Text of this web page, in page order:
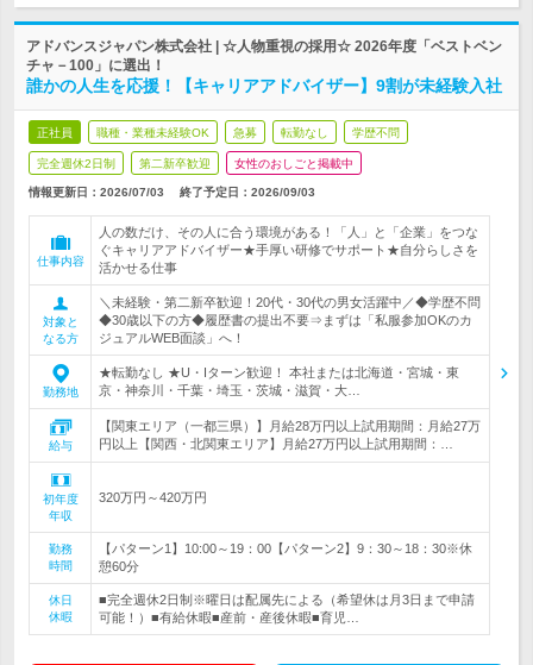
アドバンスジャパン株式会社 | ☆人物重視の採用☆ 2026年度「ベストベン
チャ－100」に選出！
誰かの人生を応援！【キャリアアドバイザー】9割が未経験入社
正社員 職種・業種未経験OK 急募 転勤なし 学歴不問
完全週休2日制 第二新卒歓迎 女性のおしごと掲載中
情報更新日：2026/07/03 終了予定日： 2026/09/03
仕事内容
人の数だけ、その人に合う環境がある！「人」と「企業」をつな
ぐキャリアアドバイザー★手厚い研修でサポート★自分らしさを
活かせる仕事
対象と
なる方
＼未経験・第二新卒歓迎！20代・30代の男女活躍中／◆学歴不問
◆30歳以下の方◆履歴書の提出不要⇒まずは「私服参加OKのカ
ジュアルWEB面談」へ！
勤務地
★転勤なし ★U・Iターン歓迎！ 本社または北海道・宮城・東
京・神奈川・千葉・埼玉・茨城・滋賀・大…
給与
【関東エリア（一都三県）】月給28万円以上試用期間：月給27万
円以上【関西・北関東エリア】月給27万円以上試用期間：…
初年度
年収
320万円～420万円
勤務
時間
【パターン1】10:00～19：00【パターン2】9：30～18：30※休
憩60分
休日
休暇
■完全週休2日制※曜日は配属先による（希望休は月3日まで申請
可能！）■有給休暇■産前・産後休暇■育児…